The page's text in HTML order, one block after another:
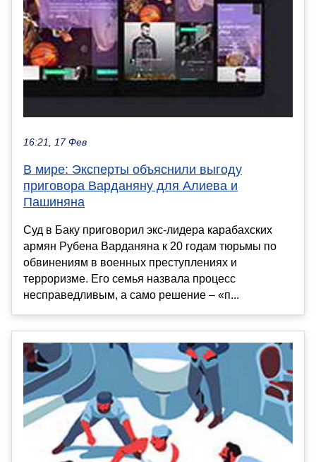
16:21, 17 Фев
В мире: Эксперты объяснили выгоду
приговора Варданяну для Алиева и
Пашиняна
Суд в Баку приговорил экс-лидера карабахских
армян Рубена Варданяна к 20 годам тюрьмы по
обвинениям в военных преступлениях и
терроризме. Его семья назвала процесс
несправедливым, а само решение – «п...